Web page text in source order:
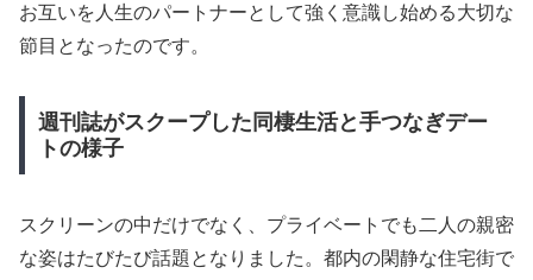
お互いを人生のパートナーとして強く意識し始める大切な
節目となったのです。
週刊誌がスクープした同棲生活と手つなぎデー
トの様子
スクリーンの中だけでなく、プライベートでも二人の親密
な姿はたびたび話題となりました。都内の閑静な住宅街で